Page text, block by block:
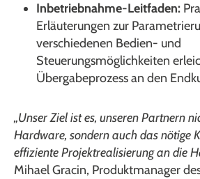
Inbetriebnahme-Leitfaden:
Erläuterungen zur
verschiedenen Bedien- und
Steuerungsmöglichkeiten
Übergabeprozess an den
„Unser Ziel ist es, unseren Partnern
Hardware, sondern auch das nötige
effiziente Projektrealisierung an die
Mihael Gracin, Produktmanager